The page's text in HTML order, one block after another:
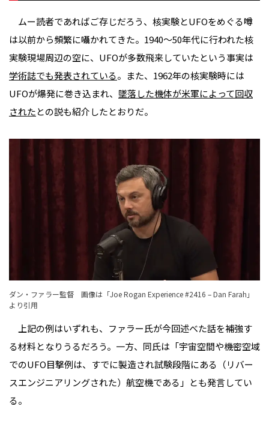
ムー読者であればご存じだろう、核実験とUFOをめぐる噂
は以前から頻繁に囁かれてきた。1940～50年代に行われた核
実験現場周辺の空に、UFOが多数飛来していたという事実は
学術誌でも発表されている。また、1962年の核実験時には
UFOが爆発に巻き込まれ、 墜落した機体が米軍によって回収
されたとの説も紹介したとおりだ。
ダン・ファラー監督 画像は「Joe Rogan Experience #2416 – Dan Farah 」
より引用
上記の例はいずれも、ファラー氏が今回述べた話を補強す
る材料となりうるだろう。一方、同氏は「宇宙空間や機密空域
でのUFO目撃例は、すでに製造され試験段階にある（リバー
スエンジニアリングされた）航空機である」とも発言してい
る。